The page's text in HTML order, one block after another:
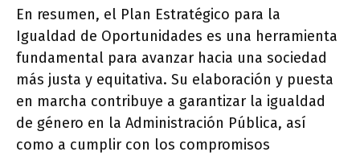
En resumen, el Plan Estratégico para la
Igualdad de Oportunidades es una herramienta
fundamental para avanzar hacia una sociedad
más justa y equitativa. Su elaboración y puesta
en marcha contribuye a garantizar la igualdad
de género en la Administración Pública, así
como a cumplir con los compromisos